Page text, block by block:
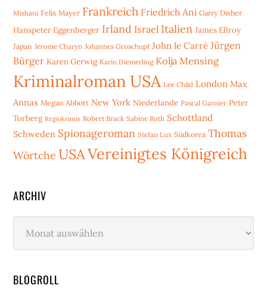
Mishani Felix Mayer Frankreich Friedrich Ani Garry Disher
Hanspeter Eggenberger Irland Israel Italien James Ellroy
Japan Jerome Charyn Johannes Groschupf John le Carré Jürgen
Bürger Karen Gerwig Karin Diemerling Kolja Mensing
Kriminalroman USA Lee Child London Max
Annas Megan Abbott New York Niederlande Pascal Garnier Peter
Torberg Regiokrimis Robert Brack Sabine Roth Schottland
Schweden Spionageroman Stefan Lux Südkorea Thomas
Wörtche USAVereinigtes Königreich
ARCHIV
BLOGROLL